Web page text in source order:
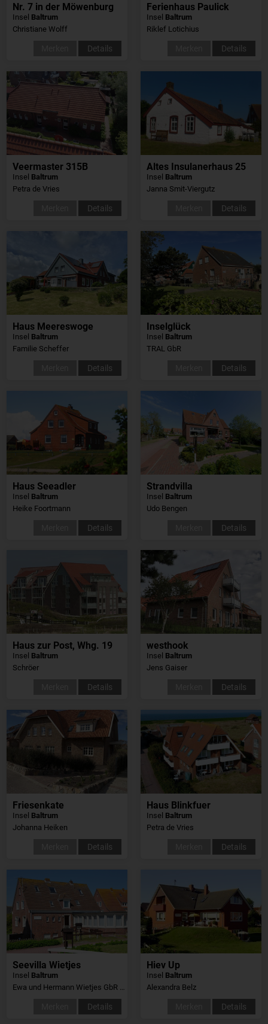
Nr. 7 in der Möwenburg
Insel Baltrum
Christiane Wolff
Details
Ferienhaus Paulick
Insel Baltrum
Riklef Lotichius
Details
Veermaster 315B
Insel Baltrum
Petra de Vries
Details
Altes Insulanerhaus 25
Insel Baltrum
Janna Smit-Viergutz
Details
Haus Meereswoge
Insel Baltrum
Familie Scheffer
Details
Inselglück
Insel Baltrum
TRAL GbR
Details
Haus Seeadler
Insel Baltrum
Heike Foortmann
Details
Strandvilla
Insel Baltrum
Udo Bengen
Details
Haus zur Post, Whg. 19
Insel Baltrum
Schröer
Details
westhook
Insel Baltrum
Jens Gaiser
Details
Friesenkate
Insel Baltrum
Johanna Heiken
Details
Haus Blinkfuer
Insel Baltrum
Petra de Vries
Details
Seevilla Wietjes
Insel Baltrum
Ewa und Hermann Wietjes GbR Ferienhäuser
Details
Hiev Up
Insel Baltrum
Alexandra Belz
Details